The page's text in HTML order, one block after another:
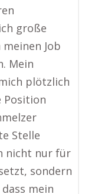
große
Job
Mein
plötzlich
Position
Stelle
nicht nur für
sondern
mein